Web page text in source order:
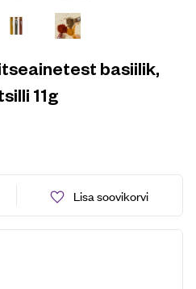
basiilik,
11g
Lisa soovikorvi